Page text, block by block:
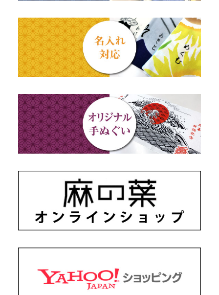
動物・その他
江戸小紋・総柄・無地
藍染め・絞り染め
ギフトセット
出産祝い
秋のギフト